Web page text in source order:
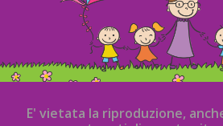
E' vietata la riproduzione,